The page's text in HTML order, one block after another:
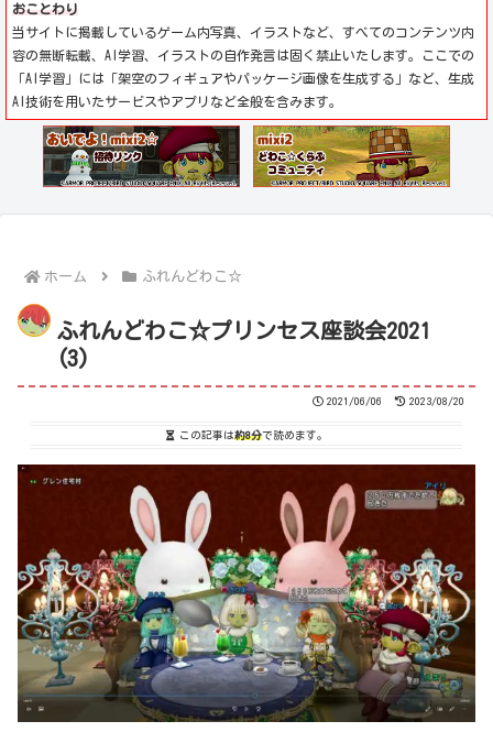
おことわり
当サイトに掲載しているゲーム内写真、イラストなど、すべてのコンテンツ内
容の無断転載、AI学習、イラストの自作発言は固く禁止いたします。ここでの
「AI学習」には「架空のフィギュアやパッケージ画像を生成する」など、生成
AI技術を用いたサービスやアプリなど全般を含みます。
ホーム ふれんどわこ☆
ふれんどわこ☆プリンセス座談会2021
(3)
2021/06/06 2023/08/20
この記事は約8分で読めます。